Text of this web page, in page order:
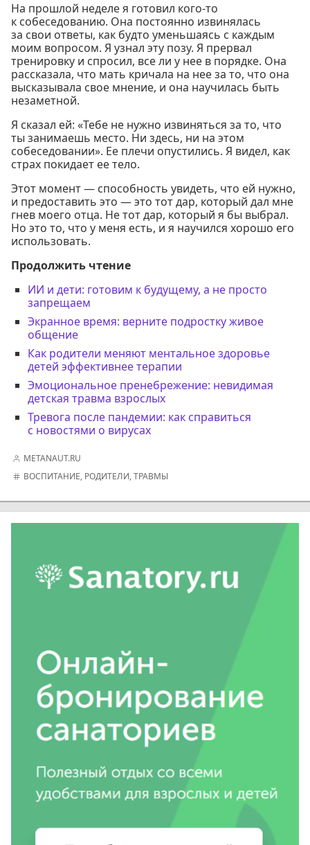
На прошлой неделе я готовил кого-то
к собеседованию. Она постоянно извинялась
за свои ответы, как будто уменьшаясь с каждым
моим вопросом. Я узнал эту позу. Я прервал
тренировку и спросил, все ли у нее в порядке. Она
рассказала, что мать кричала на нее за то, что она
высказывала свое мнение, и она научилась быть
незаметной.
Я сказал ей: «Тебе не нужно извиняться за то, что
ты занимаешь место. Ни здесь, ни на этом
собеседовании». Ее плечи опустились. Я видел, как
страх покидает ее тело.
Этот момент — способность увидеть, что ей нужно,
и предоставить это — это тот дар, который дал мне
гнев моего отца. Не тот дар, который я бы выбрал.
Но это то, что у меня есть, и я научился хорошо его
использовать.
Продолжить чтение
ИИ и дети: готовим к будущему, а не просто
запрещаем
Экранное время: верните подростку живое
общение
Как родители меняют ментальное здоровье
детей эффективнее терапии
Эмоциональное пренебрежение: невидимая
детская травма взрослых
Тревога после пандемии: как справиться
с новостями о вирусах
METANAUT.RU
ВОСПИТАНИЕ, РОДИТЕЛИ,ТРАВМЫ